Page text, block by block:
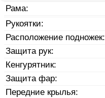
Рама:
Рукоятки:
Расположение подножек:
Защита рук:
Кенгурятник:
Защита фар:
Передние крылья: